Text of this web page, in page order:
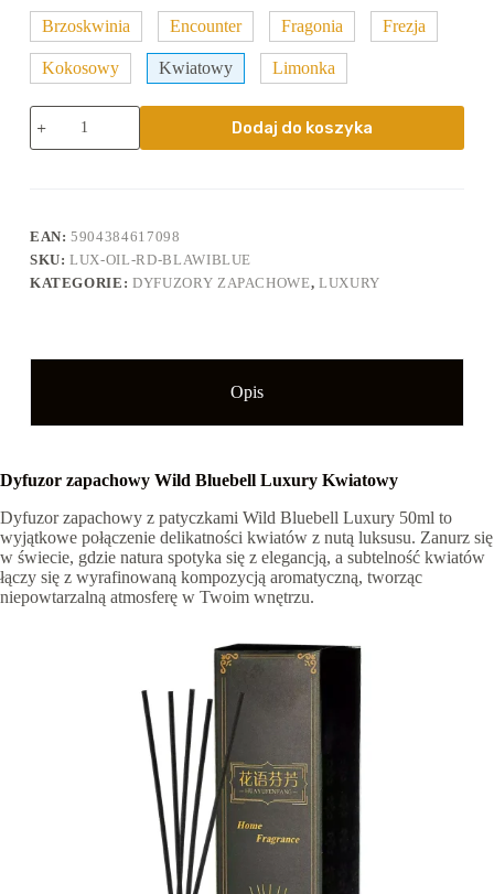
Brzoskwinia Encounter Fragonia Frezja
Kokosowy Kwiatowy Limonka
ilość
Dyfuzor
zapachowy
Bluebell
Luxury
50ml
Dodaj do koszyka
EAN:5904384617098
SKU:LUX-OIL-RD-BLAWIBLUE
KATEGORIE:DYFUZORY ZAPACHOWE,LUXURY
Opis
Dyfuzor zapachowy Wild Bluebell Luxury Kwiatowy
Dyfuzor zapachowy z patyczkami Wild Bluebell Luxury 50ml to
wyjątkowe połączenie delikatności kwiatów z nutą luksusu. Zanurz się
w świecie, gdzie natura spotyka się z elegancją, a subtelność kwiatów
łączy się z wyrafinowaną kompozycją aromatyczną, tworząc
niepowtarzalną atmosferę w Twoim wnętrzu.